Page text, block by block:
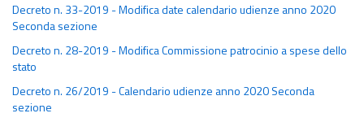
Decreto n. 33-2019 - Modifica date calendario udienze anno 2020
Seconda sezione
Decreto n. 28-2019 - Modifica Commissione patrocinio a spese dello
stato
Decreto n. 26/2019 - Calendario udienze anno 2020 Seconda
sezione